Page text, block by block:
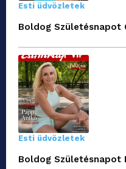
Esti üdvözletek
Boldog Születésnapot
Esti üdvözletek
Boldog Születésnapot